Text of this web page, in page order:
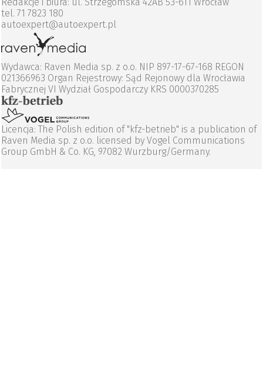
tel. 71 7823 180
autoexpert@autoexpert.pl
Wydawca: Raven Media sp. z o.o. NIP 897-17-67-168 REGON
021366963 Organ Rejestrowy: Sąd Rejonowy dla Wrocławia
Fabrycznej VI Wydział Gospodarczy KRS 0000370285
Licencja: The Polish edition of "kfz-betrieb" is a publication of
Raven Media sp. z o.o. licensed by Vogel Communications
Group GmbH & Co. KG, 97082 Wurzburg/Germany.